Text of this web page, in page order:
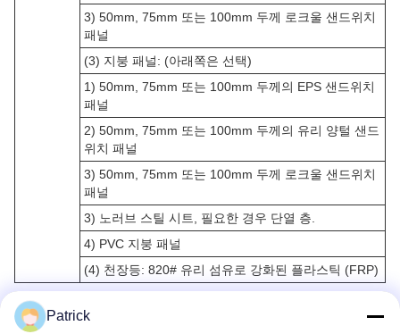
3) 50mm, 75mm 또는 100mm 두께 로크울 샌드위치
패널
(3) 지붕 패널: (아래쪽은 선택)
1) 50mm, 75mm 또는 100mm 두께의 EPS 샌드위치
패널
2) 50mm, 75mm 또는 100mm 두께의 유리 양털 샌드
위치 패널
3) 50mm, 75mm 또는 100mm 두께 로크울 샌드위치
패널
3) 노러브 스틸 시트, 필요한 경우 단열 층.
4) PVC 지붕 패널
(4) 천장등: 820# 유리 섬유로 강화된 플라스틱 (FRP)
응용 프로그램:
Patrick